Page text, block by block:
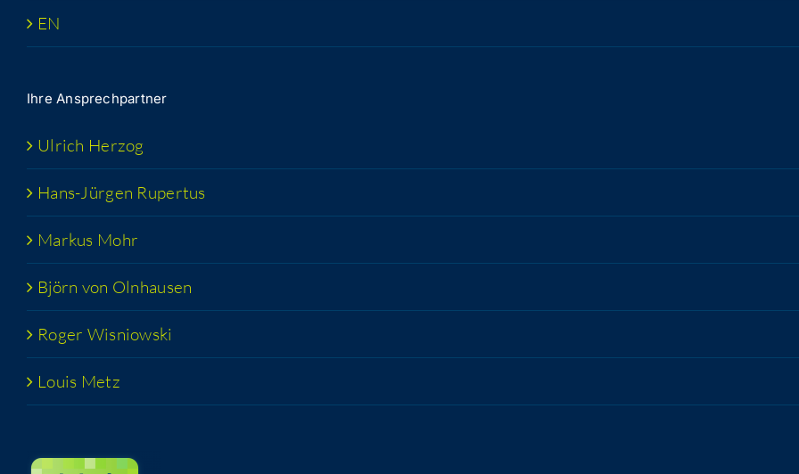
EN
Ihre Ansprech­part­ner
Ulrich Her­zog
Hans-Jür­­gen Rupertus
Mar­kus Mohr
Björn von Olnhausen
Roger Wis­niow­ski
Lou­is Metz